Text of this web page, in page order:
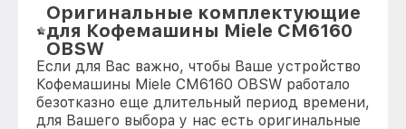
Оригинальные комплектующие
для Кофемашины Miele CM6160
OBSW
Если для Вас важно, чтобы Ваше устройство
Кофемашины Miele CM6160 OBSW работало
безотказно еще длительный период времени,
для Вашего выбора у нас есть оригинальные